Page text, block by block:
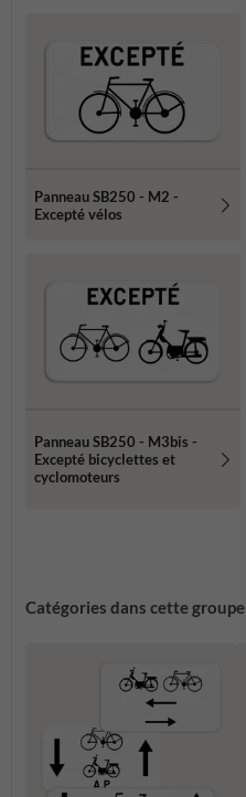
Panneau SB250 - M2 -
Excepté vélos
Panneau SB250 - M3bis -
Excepté bicyclettes et
cyclomoteurs
Catégories dans cette groupe